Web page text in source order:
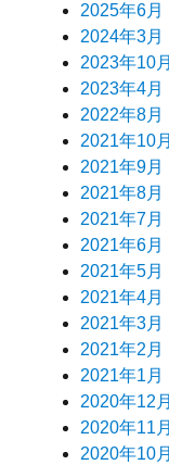
2025年6月
2024年3月
2023年10月
2023年4月
2022年8月
2021年10月
2021年9月
2021年8月
2021年7月
2021年6月
2021年5月
2021年4月
2021年3月
2021年2月
2021年1月
2020年12月
2020年11月
2020年10月